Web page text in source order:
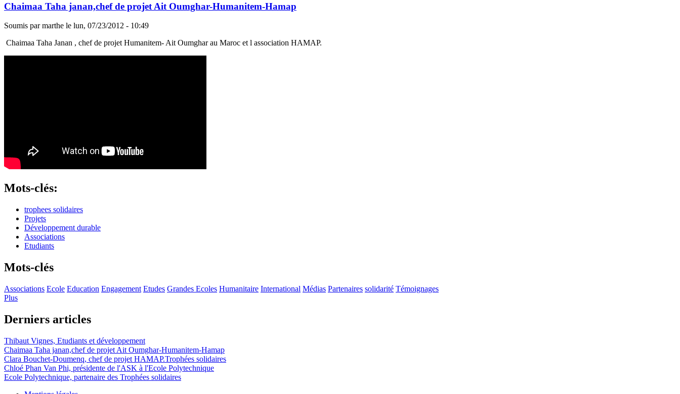
Chaimaa Taha janan,chef de projet Ait Oumghar-Humanitem-Hamap
Soumis parmarthe le lun, 07/23/2012 - 10:49
Chaimaa Taha Janan , chef de projet Humanitem- Ait Oumghar au Maroc et l association HAMAP.
Mots-clés:
trophees solidaires
Projets
Développement durable
Associations
Etudiants
Mots-clés
Associations Ecole Education Engagement Etudes Grandes Ecoles Humanitaire International Médias Partenaires solidarité Témoignages
Plus
Derniers articles
Thibaut Vignes, Etudiants et développement
Chaimaa Taha janan,chef de projet Ait Oumghar-Humanitem-Hamap
Clara Bouchet-Doumenq, chef de projet HAMAP.Trophées solidaires
Chloé Phan Van Phi, présidente de l'ASK à l'Ecole Polytechnique
Ecole Polytechnique, partenaire des Trophées solidaires